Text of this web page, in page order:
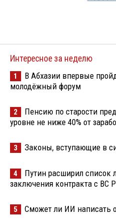
Интересное за неделю
1
В Абхазии впервые
молодёжный форум
2
Пенсию по старости
уровне не ниже 40% от
3 Законы, вступающие в
4
Путин расширил список
заключения контракта с ВС
5 Сможет ли ИИ написать